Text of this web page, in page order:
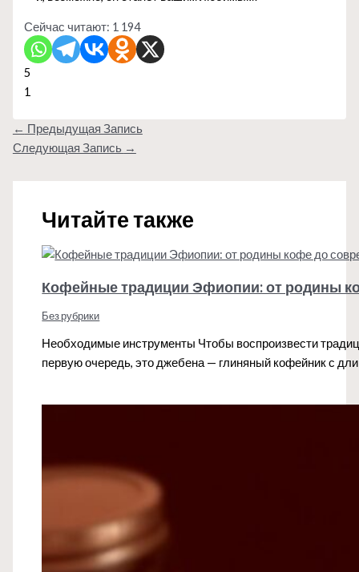
Сейчас читают: 1 194
5
1
← Предыдущая Запись
Следующая Запись →
Читайте также
Кофейные традиции Эфиопии: от родины
Без рубрики
Необходимые инструменты Чтобы воспроизвести
первую очередь, это джебена — глиняный кофейник с